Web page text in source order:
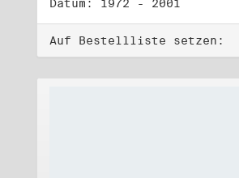
Datum: 1972 - 2001
Auf Bestellliste setzen: